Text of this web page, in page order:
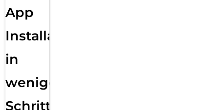
App
Installation
in
wenigen
Schritten